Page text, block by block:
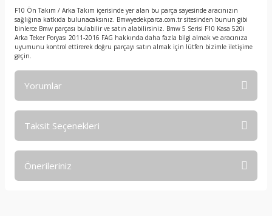
F10 Ön Takım / Arka Takım içerisinde yer alan bu parça sayesinde aracınızın
sağlığına katkıda bulunacaksınız. Bmwyedekparca.com.tr sitesinden bunun gibi
binlerce Bmw parçası bulabilir ve satın alabilirsiniz. Bmw 5 Serisi F10 Kasa 520i
Arka Teker Poryası 2011-2016 FAG hakkında daha fazla bilgi almak ve aracınıza
uyumunu kontrol ettirerek doğru parçayı satın almak için lütfen bizimle iletişime
geçin.
Yorumlar
Taksit Seçenekleri
Önerileriniz